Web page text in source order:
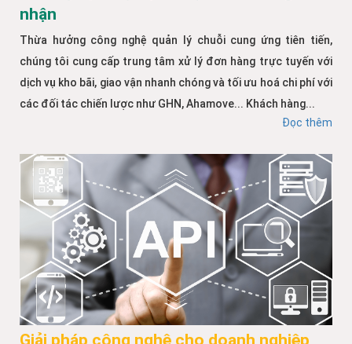
nhận
Thừa hưởng công nghệ quản lý chuỗi cung ứng tiên tiến,
chúng tôi cung cấp trung tâm xử lý đơn hàng trực tuyến với
dịch vụ kho bãi, giao vận nhanh chóng và tối ưu hoá chi phí với
các đối tác chiến lược như GHN, Ahamove... Khách hàng...
Đọc thêm
Giải pháp công nghệ cho doanh nghiệp